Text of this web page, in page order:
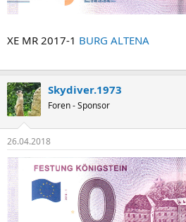
XE MR 2017-1 BURG ALTENA
Skydiver.1973
Foren - Sponsor
26.04.2018